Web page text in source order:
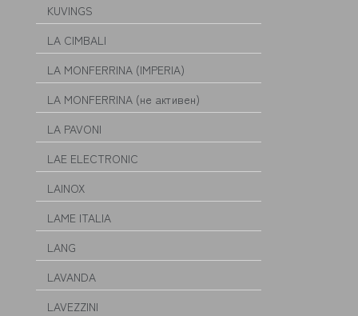
KUVINGS
LA CIMBALI
LA MONFERRINA (IMPERIA)
LA MONFERRINA (не активен)
LA PAVONI
LAE ELECTRONIC
LAINOX
LAME ITALIA
LANG
LAVANDA
LAVEZZINI